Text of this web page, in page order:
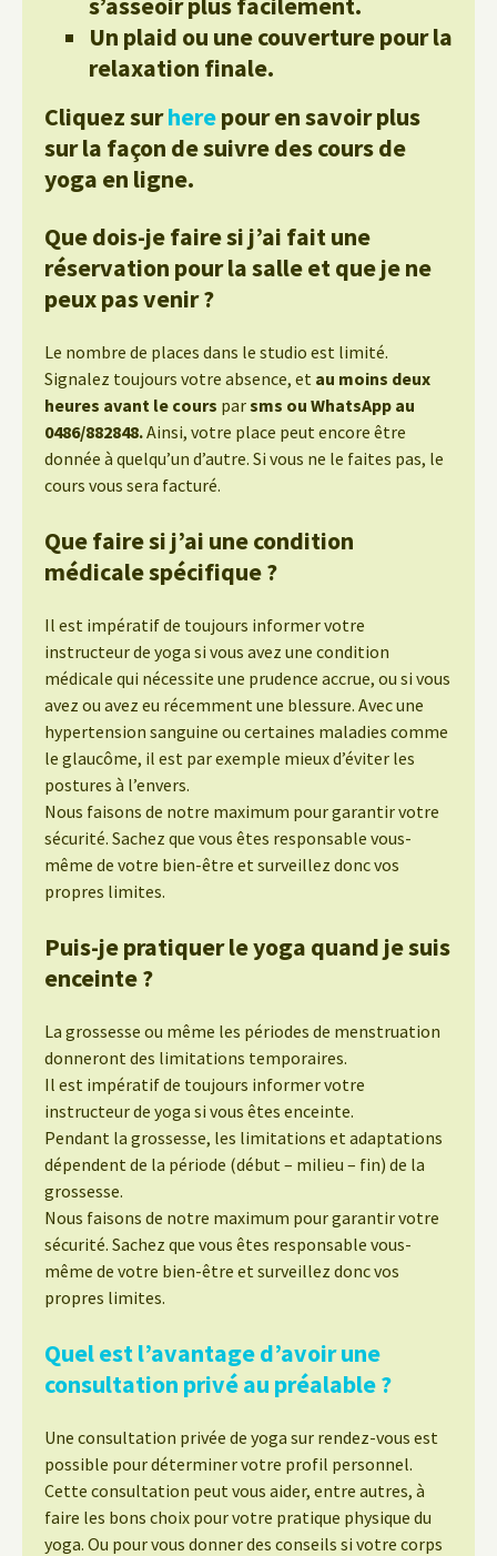
Un plaid ou une couverture pour la
relaxation finale.
Cliquez surherepour en savoir plus
sur la façon de suivre des cours de
yoga en ligne.
Que dois-je faire si j’ai fait une
réservation pour la salle et que je ne
peux pas venir ?
Le nombre de places dans le studio est limité.
Signalez toujours votre absence, et au moins deux
heures avant le cours parsms ou WhatsApp au
0486/882848.Ainsi, votre place peut encore être
donnée à quelqu’un d’autre. Si vous ne le faites pas, le
cours vous sera facturé.
Que faire si j’ai une condition
médicale spécifique ?
Il est impératif de toujours informer votre
instructeur de yoga si vous avez une condition
médicale qui nécessite une prudence accrue, ou si vous
avez ou avez eu récemment une blessure. Avec une
hypertension sanguine ou certaines maladies comme
le glaucôme, il est par exemple mieux d’éviter les
postures à l’envers.
Nous faisons de notre maximum pour garantir votre
sécurité. Sachez que vous êtes responsable vous-
même de votre bien-être et surveillez donc vos
propres limites.
Puis-je pratiquer le yoga quand je suis
enceinte ?
La grossesse ou même les périodes de menstruation
donneront des limitations temporaires.
Il est impératif de toujours informer votre
instructeur de yoga si vous êtes enceinte.
Pendant la grossesse, les limitations et adaptations
dépendent de la période (début – milieu – fin) de la
grossesse.
Nous faisons de notre maximum pour garantir votre
sécurité. Sachez que vous êtes responsable vous-
même de votre bien-être et surveillez donc vos
propres limites.
Quel est l’avantage d’avoir une
consultation privé au préalable ?
Une consultation privée de yoga sur rendez-vous est
possible pour déterminer votre profil personnel.
Cette consultation peut vous aider, entre autres, à
faire les bons choix pour votre pratique physique du
yoga. Ou pour vous donner des conseils si votre corps